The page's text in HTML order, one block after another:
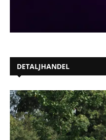
DETALJHANDEL